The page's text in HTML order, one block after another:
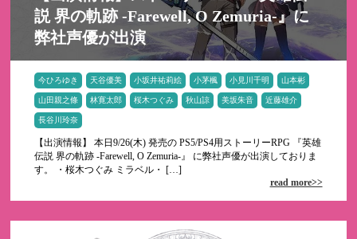
説 界の軌跡 -Farewell, O Zemuria-』に
弊社声優が出演
今ひろゆき 天谷優美 小坂井祐莉絵 小茅楓 小見川千明 山本彬
山田親之條 林寛太郎 桜木つぐみ 秋山諒 美坂朱音 近藤雄介
長谷川玲奈
【出演情報】 本日9/26(木) 発売の PS5/PS4用ストーリーRPG 『英雄
伝説 界の軌跡 -Farewell, O Zemuria-』 に弊社声優が出演しておりま
す。 ・桜木つぐみ ミラベル・ […]
read more>>